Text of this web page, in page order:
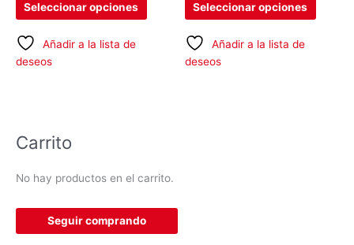
Seleccionar opciones
Añadir a la lista de
deseos
Seleccionar opciones
Añadir a la lista de
deseos
Carrito
No hay productos en el carrito.
Seguir comprando